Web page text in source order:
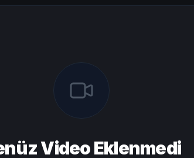
Video Eklenmedi